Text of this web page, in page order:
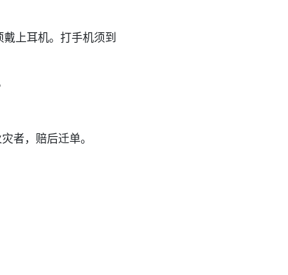
上耳机。打手机须到
者，赔后迁单。